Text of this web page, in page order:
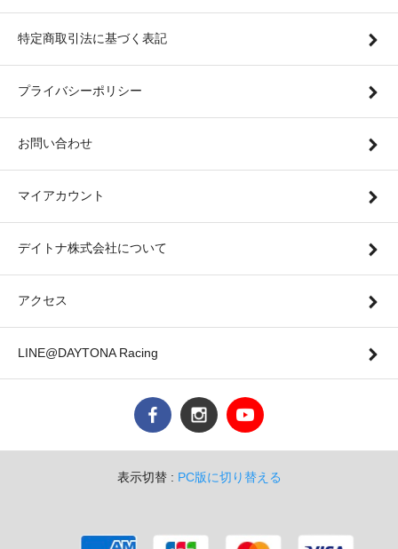
特定商取引法に基づく表記
プライバシーポリシー
お問い合わせ
マイアカウント
デイトナ株式会社について
アクセス
LINE@DAYTONA Racing
表示切替 : PC版に切り替える